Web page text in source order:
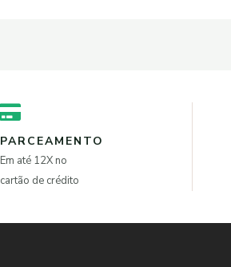
PARCEAMENTO
Em até 12X no
cartão de crédito